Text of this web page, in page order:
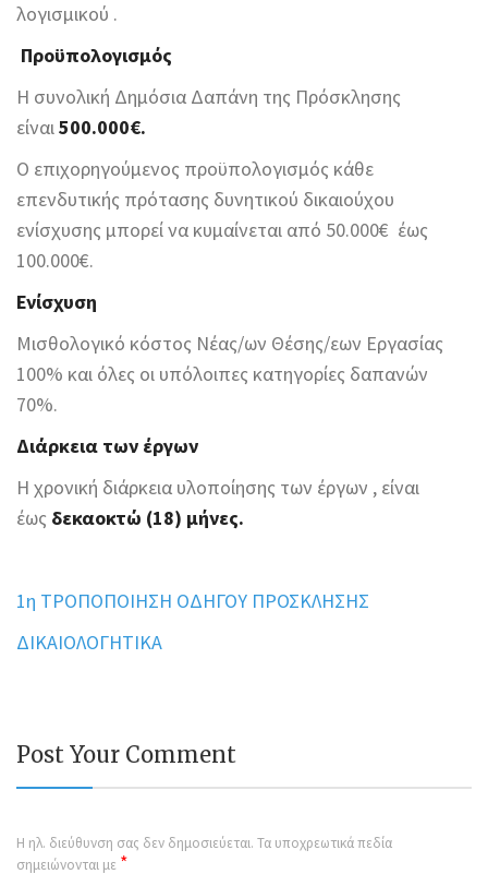
λογισμικού .
Προϋπολογισμός
Η συνολική Δημόσια Δαπάνη της Πρόσκλησης
είναι500.000€.
Ο επιχορηγούμενος προϋπολογισμός κάθε
επενδυτικής πρότασης δυνητικού δικαιούχου
ενίσχυσης μπορεί να κυμαίνεται από 50.000€ έως
100.000€.
Ενίσχυση
Μισθολογικό κόστος Νέας/ων Θέσης/εων Εργασίας
100% και όλες οι υπόλοιπες κατηγορίες δαπανών
70%.
Διάρκεια των έργων
Η χρονική διάρκεια υλοποίησης των έργων , είναι
έως δεκαοκτώ (18) μήνες.
1η ΤΡΟΠΟΠΟΙΗΣΗ ΟΔΗΓΟΥ ΠΡΟΣΚΛΗΣΗΣ
ΔΙΚΑΙΟΛΟΓΗΤΙΚΑ
Post Your Comment
Η ηλ. διεύθυνση σας δεν δημοσιεύεται. Τα υποχρεωτικά πεδία
σημειώνονται με *